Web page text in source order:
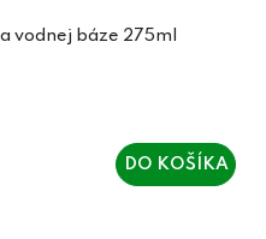
vodnej báze 275ml
DO KOŠÍKA